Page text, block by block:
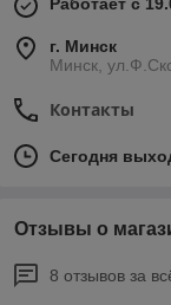
Работает с
г. Минск
Минск,
Контакты
Сегодня
Отзывы о
8 отзывов за